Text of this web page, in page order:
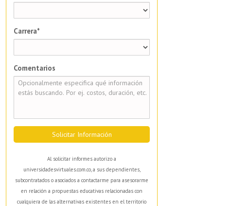
Carrera*
Comentarios
Solicitar Información
Al solicitar informes autorizo a
universidadesvirtuales.com.co, a sus dependientes,
subcontratados o asociados a contactarme para asesorarme
en relación a propuestas educativas relacionadas con
cualquiera de las alternativas existentes en el territorio